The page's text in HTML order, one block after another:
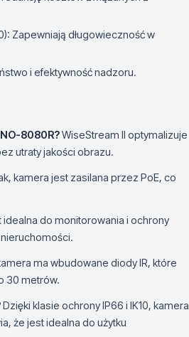
Zapewniają długowieczność w
i efektywność nadzoru.
8080R?WiseStream II optymalizuje
utraty jakości obrazu.
kamera jest zasilana przez PoE, co
idealna do monitorowania i ochrony
ma wbudowane diody IR, które
30 metrów.
Dzięki klasie ochrony IP66 i IK10, kamera
że jest idealna do użytku